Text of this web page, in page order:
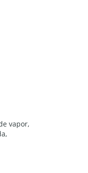
vapor,